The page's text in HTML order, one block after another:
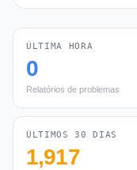
ÚLTIMA HORA
0
Relatórios de problemas
ÚLTIMOS 30 DIAS
1,917